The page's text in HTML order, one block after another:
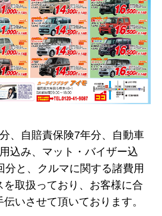
、自賠責保険7年分、自動車
込み、マット・バイザー込
分と、クルマに関する諸費用
を取扱っており、お客様に合
いさせて頂いております。